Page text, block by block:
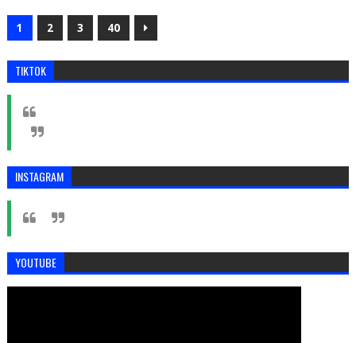
1 2 3 40
TIKTOK
INSTAGRAM
YOUTUBE